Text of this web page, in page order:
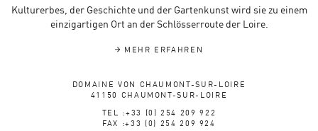
Kulturerbes, der Geschichte und der Gartenkunst wird sie zu einem
einzigartigen Ort an der Schlösserroute der Loire.
MEHR ERFAHREN
DOMAINE VON CHAUMONT-SUR-LOIRE
41150 CHAUMONT-SUR-LOIRE
TEL :+33 (0) 254 209 922
FAX :+33 (0) 254 209 924